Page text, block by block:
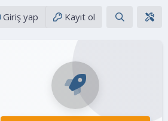
Giriş yap Kayıt ol